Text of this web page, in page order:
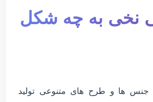
نخی به چه شکل
جنس ها و طرح های متنوعی تولید